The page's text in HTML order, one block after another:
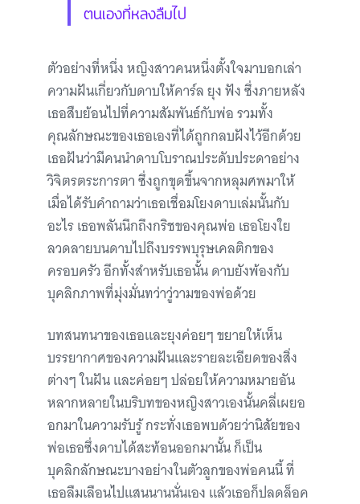
ตนเองที่หลงลืมไป
ตัวอย่างที่หนึ่ง หญิงสาวคนหนึ่งตั้งใจมาบอกเล่า
ความฝันเกี่ยวกับดาบให้คาร์ล ยุง ฟัง ซึ่งภายหลัง
เธอสืบย้อนไปที่ความสัมพันธ์กับพ่อ รวมทั้ง
คุณลักษณะของเธอเองที่ได้ถูกกลบฝังไว้อีกด้วย
เธอฝันว่ามีคนนำดาบโบราณประดับประดาอย่าง
วิจิตรตระการตา ซึ่งถูกขุดขึ้นจากหลุมศพมาให้
เมื่อได้รับคำถามว่าเธอเชื่อมโยงดาบเล่มนั้นกับ
อะไร เธอพลันนึกถึงกริชของคุณพ่อ เธอโยงใย
ลวดลายบนดาบไปถึงบรรพบุรุษเคลติกของ
ครอบครัว อีกทั้งสำหรับเธอนั้น ดาบยังพ้องกับ
บุคลิกภาพที่มุ่งมั่นทว่าวู่วามของพ่อด้วย
บทสนทนาของเธอและยุงค่อยๆ ขยายให้เห็น
บรรยากาศของความฝันและรายละเอียดของสิ่ง
ต่างๆ ในฝัน และค่อยๆ ปล่อยให้ความหมายอัน
หลากหลายในบริบทของหญิงสาวเองนั้นคลี่เผยอ
อกมาในความรับรู้ กระทั่งเธอพบด้วยว่านิสัยของ
พ่อเธอซึ่งดาบได้สะท้อนออกมานั้น ก็เป็น
บุคลิกลักษณะบางอย่างในตัวลูกของพ่อคนนี้ ที่
เธอลืมเลือนไปแสนนานนั่นเอง แล้วเธอก็ปลดล็อค